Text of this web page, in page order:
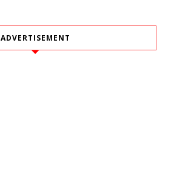
ADVERTISEMENT